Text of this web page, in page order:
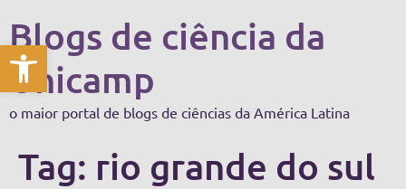
Abrir a barra de ferramentas
Blogs de ciência da
Unicamp
o maior portal de blogs de ciências da América Latina
Tag: rio grande do sul